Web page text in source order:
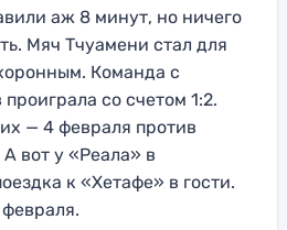
аж 8 минут, но ничего
Мяч Тчуамени стал для
Команда с
со счетом 1:2.
— 4 февраля против
вот у «Реала» в
к «Хетафе» в гости.